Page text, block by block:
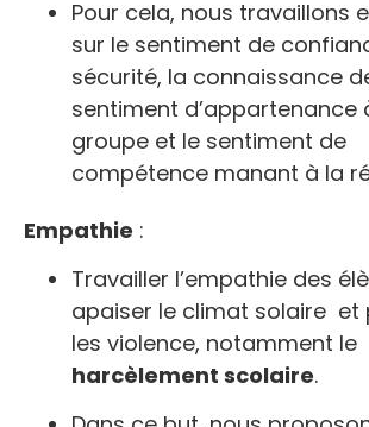
Pour cela, nous travaillons
sur le sentiment de
sécurité, la connaissance
sentiment d’appartenance
groupe et le sentiment de
compétence manant à la
Empathie :
Travailler l’empathie des
apaiser le climat solaire et
les violence, notamment le
harcèlement scolaire.